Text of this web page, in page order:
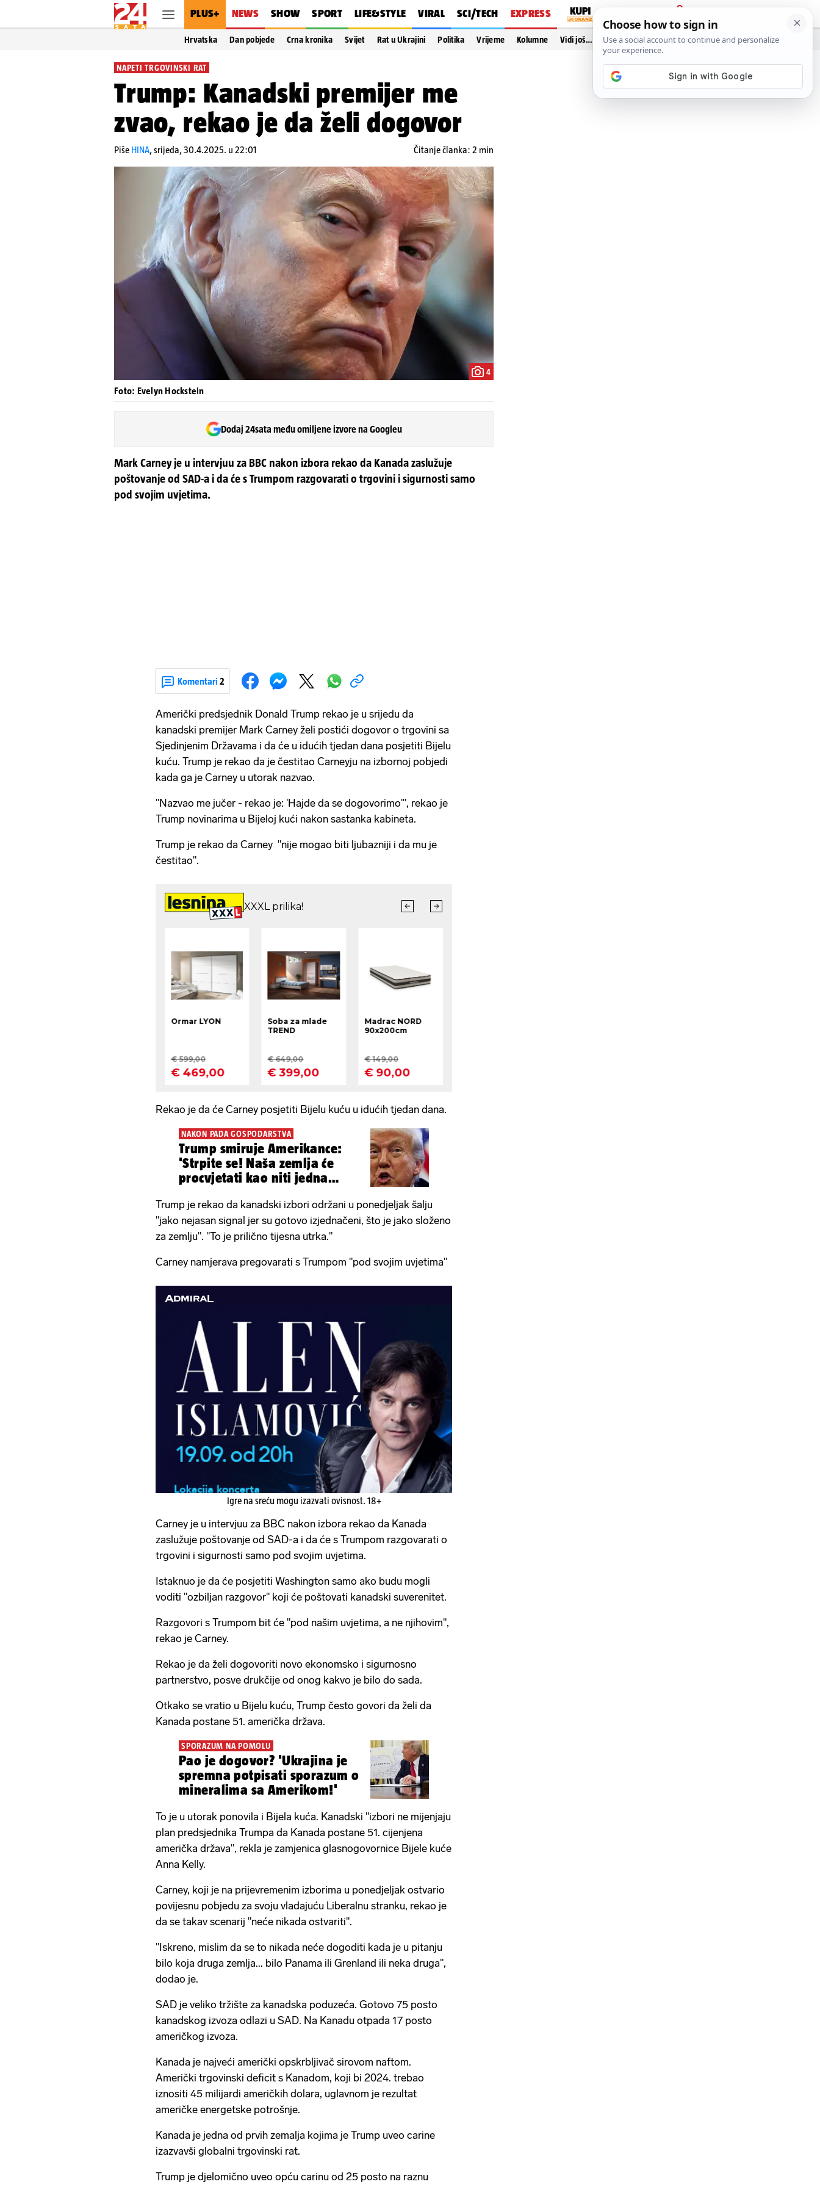
PLUS+ NEWS SHOW SPORT LIFE&STYLE VIRAL SCI/TECH EXPRESS
PRIJAVA
Hrvatska Dan pobjede Crna kronika Svijet Rat u Ukrajini Politika Vrijeme Kolumne Vidi još…
NAPETI TRGOVINSKI RAT
Trump: Kanadski premijer me
zvao, rekao je da želi dogovor
Piše HINA,srijeda, 30.4.2025. u 22:01 Čitanje članka: 2 min
4
Foto: Evelyn Hockstein
Dodaj 24sata među omiljene izvore na Googleu
Mark Carney je u intervjuu za BBC nakon izbora rekao da Kanada zaslužuje
poštovanje od SAD-a i da će s Trumpom razgovarati o trgovini i sigurnosti samo
pod svojim uvjetima.
Komentari 2
Američki predsjednik Donald Trump rekao je u srijedu da
kanadski premijer Mark Carney želi postići dogovor o trgovini sa
Sjedinjenim Državama i da će u idućih tjedan dana posjetiti Bijelu
kuću. Trump je rekao da je čestitao Carneyju na izbornoj pobjedi
kada ga je Carney u utorak nazvao.
"Nazvao me jučer - rekao je: 'Hajde da se dogovorimo'", rekao je
Trump novinarima u Bijeloj kući nakon sastanka kabineta.
Trump je rekao da Carney "nije mogao biti ljubazniji i da mu je
čestitao".
Rekao je da će Carney posjetiti Bijelu kuću u idućih tjedan dana.
NAKON PADA GOSPODARSTVA
Trump smiruje Amerikance:
'Strpite se! Naša zemlja će
procvjetati kao niti jedna
Trump je rekao da kanadski izbori održani u ponedjeljak šalju
"jako nejasan signal jer su gotovo izjednačeni, što je jako složeno
za zemlju". "To je prilično tijesna utrka."
Carney namjerava pregovarati s Trumpom "pod svojim uvjetima"
Igre na sreću mogu izazvati ovisnost. 18+
Carney je u intervjuu za BBC nakon izbora rekao da Kanada
zaslužuje poštovanje od SAD-a i da će s Trumpom razgovarati o
trgovini i sigurnosti samo pod svojim uvjetima.
Istaknuo je da će posjetiti Washington samo ako budu mogli
voditi "ozbiljan razgovor" koji će poštovati kanadski suverenitet.
Razgovori s Trumpom bit će "pod našim uvjetima, a ne njihovim",
rekao je Carney.
Rekao je da želi dogovoriti novo ekonomsko i sigurnosno
partnerstvo, posve drukčije od onog kakvo je bilo do sada.
Otkako se vratio u Bijelu kuću, Trump često govori da želi da
Kanada postane 51. američka država.
SPORAZUM NA POMOLU
Pao je dogovor? 'Ukrajina je
spremna potpisati sporazum o
mineralima sa Amerikom!'
To je u utorak ponovila i Bijela kuća. Kanadski "izbori ne mijenjaju
plan predsjednika Trumpa da Kanada postane 51. cijenjena
američka država", rekla je zamjenica glasnogovornice Bijele kuće
Anna Kelly.
Carney, koji je na prijevremenim izborima u ponedjeljak ostvario
povijesnu pobjedu za svoju vladajuću Liberalnu stranku, rekao je
da se takav scenarij "neće nikada ostvariti".
"Iskreno, mislim da se to nikada neće dogoditi kada je u pitanju
bilo koja druga zemlja... bilo Panama ili Grenland ili neka druga",
dodao je.
SAD je veliko tržište za kanadska poduzeća. Gotovo 75 posto
kanadskog izvoza odlazi u SAD. Na Kanadu otpada 17 posto
američkog izvoza.
Kanada je najveći američki opskrbljivač sirovom naftom.
Američki trgovinski deficit s Kanadom, koji bi 2024. trebao
iznositi 45 milijardi američkih dolara, uglavnom je rezultat
američke energetske potrošnje.
Kanada je jedna od prvih zemalja kojima je Trump uveo carine
izazvavši globalni trgovinski rat.
Trump je djelomično uveo opću carinu od 25 posto na raznu